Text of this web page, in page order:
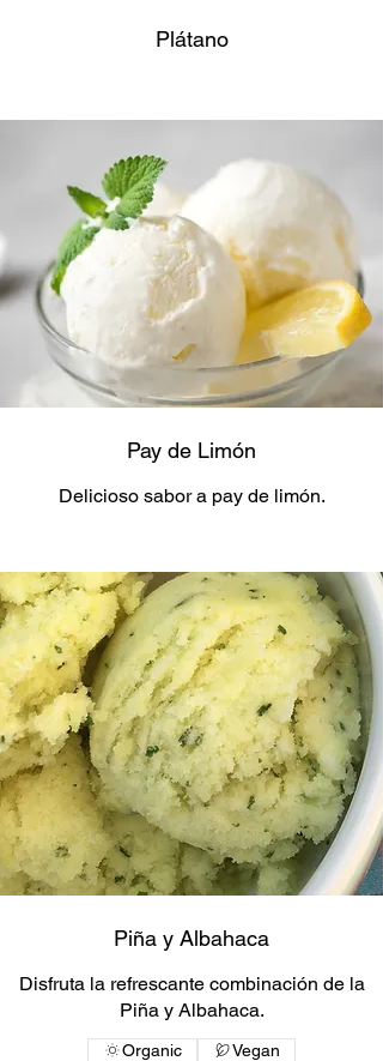
Plátano
Pay de Limón
Delicioso sabor a pay de limón.
Piña y Albahaca
Disfruta la refrescante combinación de la
Piña y Albahaca.
Organic Vegan